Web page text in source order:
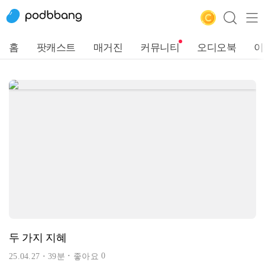
홈 팟캐스트 매거진 커뮤니티 오디오북
두 가지 지혜
25.04.27 39분 좋아요0